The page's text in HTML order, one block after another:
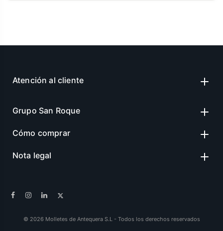
Atención al cliente
Grupo San Roque
Cómo comprar
Nota legal
© 2026 Molletes de Antequera S.L - Todos los derechos reservados